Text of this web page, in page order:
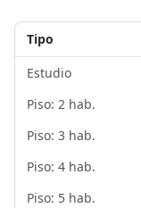
Tipo
Estudio
Piso: 2 hab.
Piso: 3 hab.
Piso: 4 hab.
Piso: 5 hab.